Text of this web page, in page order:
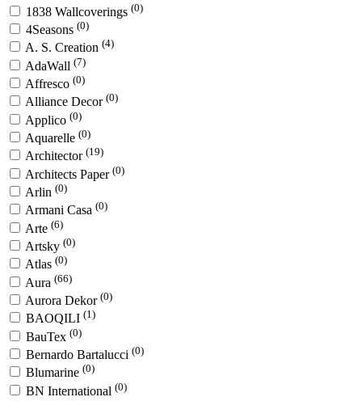
1838 Wallcoverings (0)
4Seasons (0)
A. S. Creation (4)
AdaWall (7)
Affresco (0)
Alliance Decor (0)
Applico (0)
Aquarelle (0)
Architector (19)
Architects Paper (0)
Arlin (0)
Armani Casa (0)
Arte (6)
Artsky (0)
Atlas (0)
Aura (66)
Aurora Dekor (0)
BAOQILI (1)
BauTex (0)
Bernardo Bartalucci (0)
Blumarine (0)
BN International (0)